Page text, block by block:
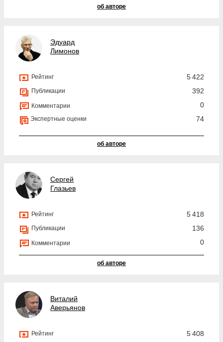
об авторе
Эдуард
Лимонов
Рейтинг 5 422
Публикации 392
Комментарии 0
Экспертные оценки 74
об авторе
Сергей
Глазьев
Рейтинг 5 418
Публикации 136
Комментарии 0
об авторе
Виталий
Аверьянов
Рейтинг 5 408